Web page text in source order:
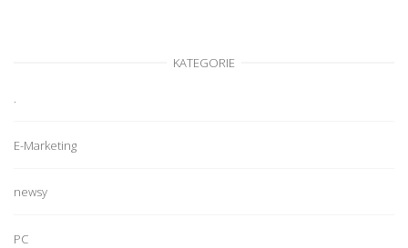
KATEGORIE
.
E-Marketing
newsy
PC